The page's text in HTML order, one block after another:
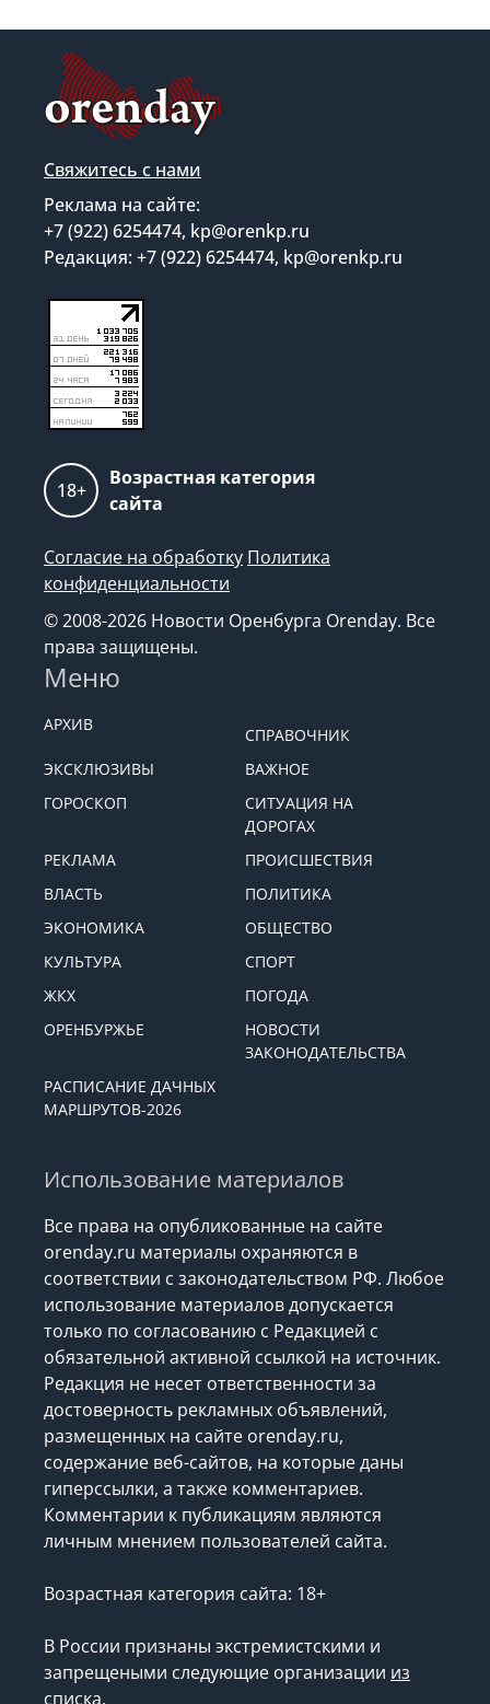
Свяжитесь с нами
Реклама на сайте:
+7 (922) 6254474, kp@orenkp.ru
Редакция: +7 (922) 6254474, kp@orenkp.ru
18+
Возрастная категория
сайта
Согласие на обработку Политика
конфиденциальности
© 2008-2026 Новости Оренбурга Orenday. Все
права защищены.
Меню
АРХИВ
СПРАВОЧНИК
ЭКСКЛЮЗИВЫ
ВАЖНОЕ
ГОРОСКОП
СИТУАЦИЯ НА
ДОРОГАХ
РЕКЛАМА
ПРОИСШЕСТВИЯ
ВЛАСТЬ
ПОЛИТИКА
ЭКОНОМИКА
ОБЩЕСТВО
КУЛЬТУРА
СПОРТ
ЖКХ
ПОГОДА
ОРЕНБУРЖЬЕ
НОВОСТИ
ЗАКОНОДАТЕЛЬСТВА
РАСПИСАНИЕ ДАЧНЫХ
МАРШРУТОВ-2026
Использование материалов
Все права на опубликованные на сайте
orenday.ru материалы охраняются в
соответствии с законодательством РФ. Любое
использование материалов допускается
только по согласованию с Редакцией с
обязательной активной ссылкой на источник.
Редакция не несет ответственности за
достоверность рекламных объявлений,
размещенных на сайте orenday.ru,
содержание веб-сайтов, на которые даны
гиперссылки, а также комментариев.
Комментарии к публикациям являются
личным мнением пользователей сайта.
Возрастная категория сайта: 18+
В России признаны экстремистскими и
запрещеными следующие организации из
списка.